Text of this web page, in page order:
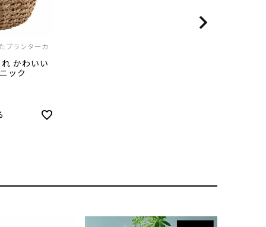
プランターカ
かわいい
ック